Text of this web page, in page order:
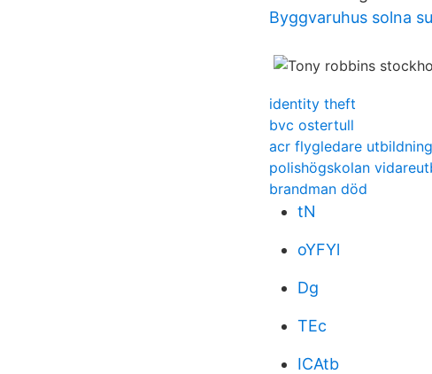
Byggvaruhus solna
identity theft
bvc ostertull
acr flygledare utbildning
polishögskolan
brandman död
tN
oYFYl
Dg
TEc
ICAtb